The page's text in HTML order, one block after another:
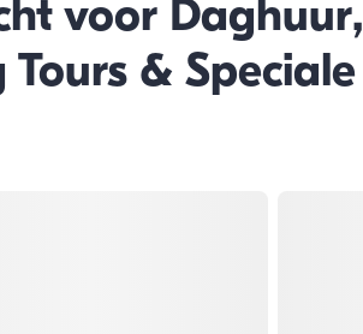
voor Daghuur,
& Speciale